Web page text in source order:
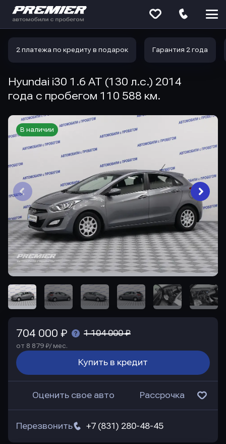
2 платежа по кредиту в подарок Гарантия 2 года
Hyundai i30 1.6 AT (130 л.с.) 2014
года с пробегом 110 588 км.
В наличии
704 000 ₽ 1 104 000 ₽
от 8 879 ₽/ мес.
Купить в кредит
Оценить свое авто Рассрочка
+7 (831) 280-48-45
Перезвонить